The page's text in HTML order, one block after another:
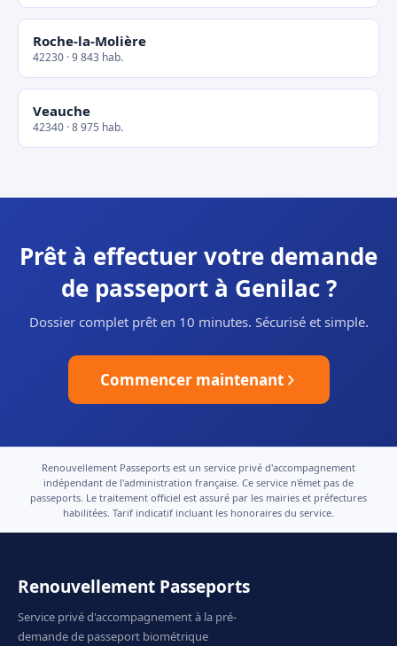
Roche-la-Molière
42230 · 9 843 hab.
Veauche
42340 · 8 975 hab.
Prêt à effectuer votre demande
de passeport à Genilac ?
Dossier complet prêt en 10 minutes. Sécurisé et simple.
Commencer maintenant
Renouvellement Passeports est un service privé d'accompagnement
indépendant de l'administration française. Ce service n'émet pas de
passeports. Le traitement officiel est assuré par les mairies et préfectures
habilitées. Tarif indicatif incluant les honoraires du service.
Renouvellement Passeports
Service privé d'accompagnement à la pré-
demande de passeport biométrique